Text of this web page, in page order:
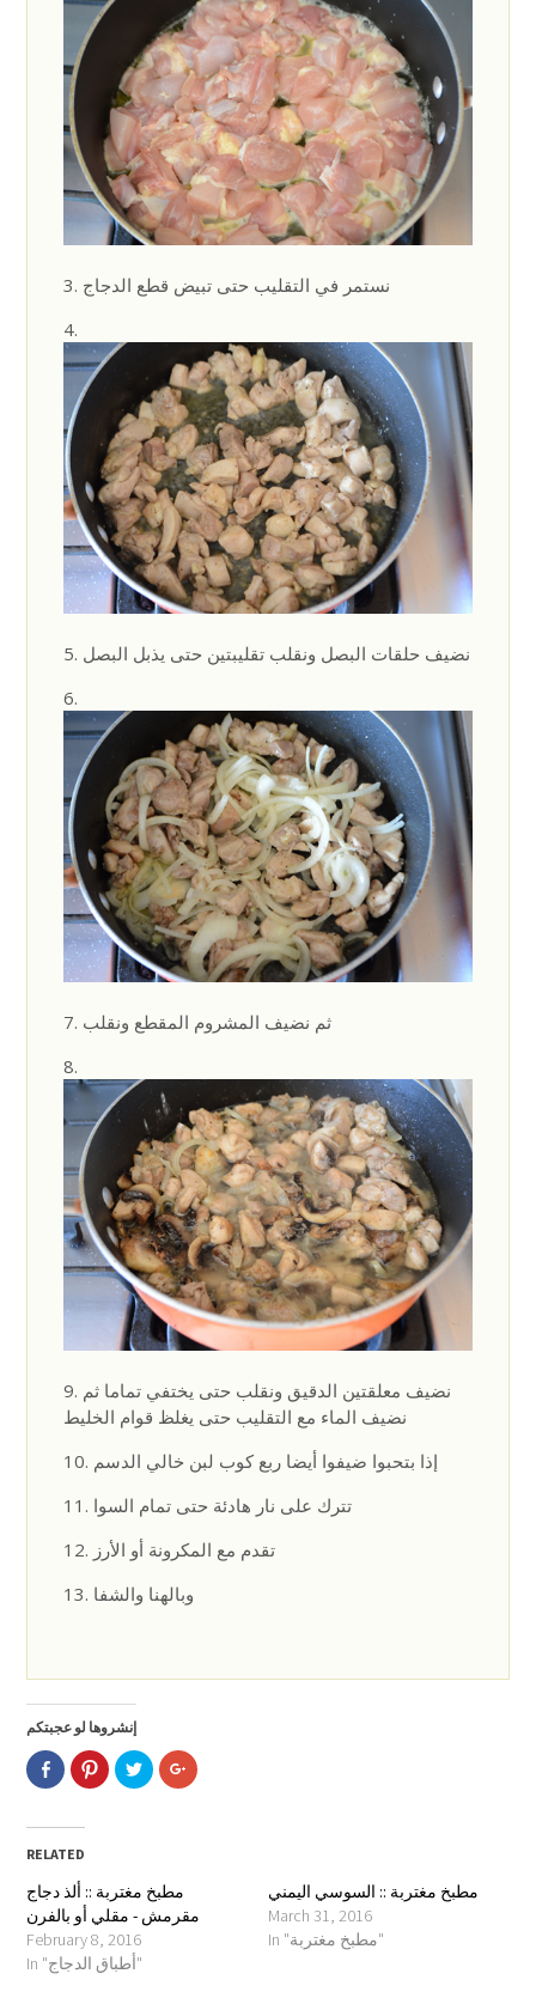
نستمر في التقليب حتى تبيض قطع الدجاج
نضيف حلقات البصل ونقلب تقليبتين حتى يذبل البصل
ثم نضيف المشروم المقطع ونقلب
نضيف معلقتين الدقيق ونقلب حتى يختفي تماما ثم
نضيف الماء مع التقليب حتى يغلظ قوام الخليط
إذا بتحبوا ضيفوا أيضا ربع كوب لبن خالي الدسم
تترك على نار هادئة حتى تمام السوا
تقدم مع المكرونة أو الأرز
وبالهنا والشفا
إنشروها لو عجبتكم
Click
to
share
Facebook
in
window)
Click
to
share
Click
to
share
window)
Click
to
RELATED
مطبخ مغتربة :: ألذ دجاج
مقرمش - مقلي أو بالفرن
February 8, 2016
In "أطباق الدجاج"
مطبخ مغتربة :: السوسي اليمني
March 31, 2016
In "مطبخ مغتربة"